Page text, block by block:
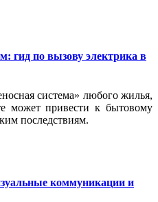
гид по вызову электрика в
система» любого жилья,
может привести к бытовому
последствиям.
коммуникации и